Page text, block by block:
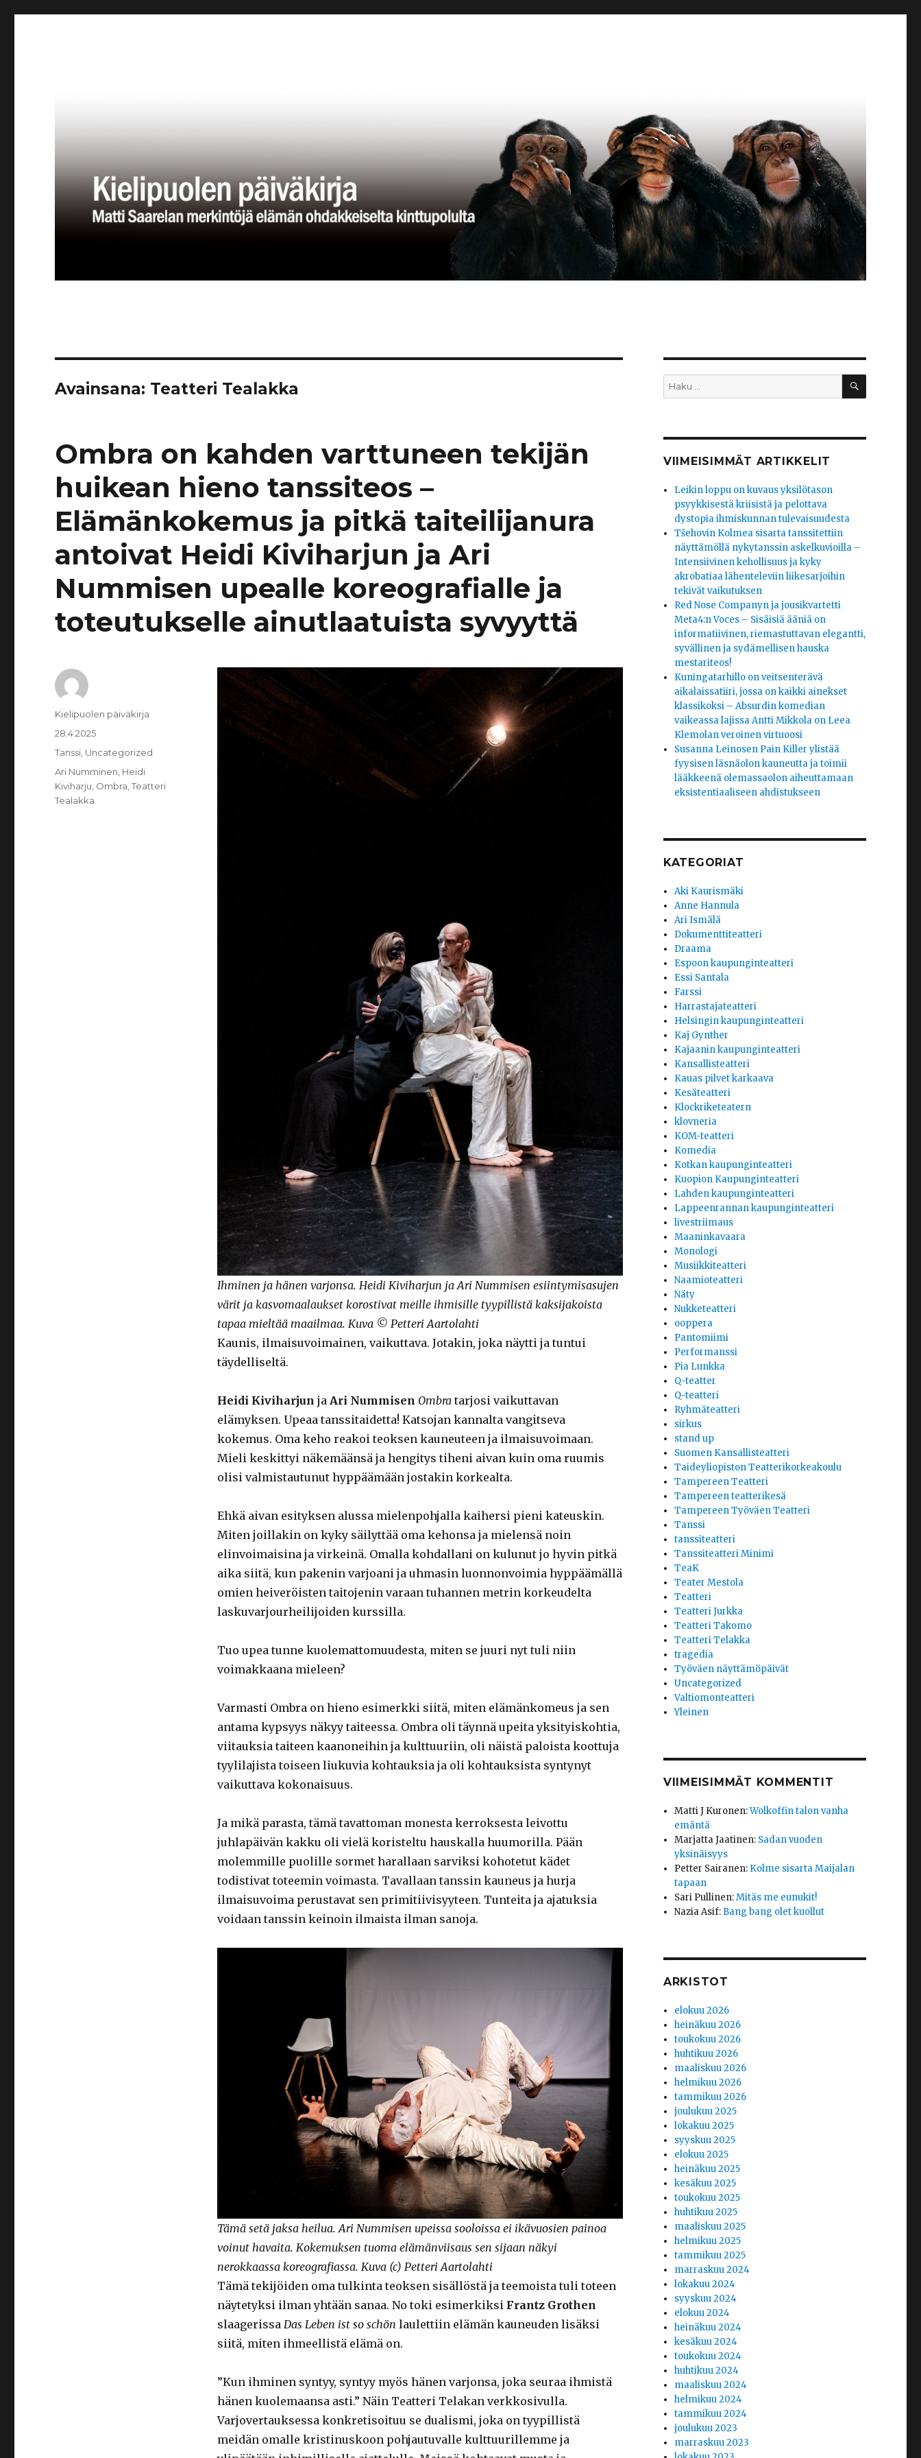
Avainsana: Teatteri Tealakka
Ombra on kahden varttuneen tekijän
huikean hieno tanssiteos –
Elämänkokemus ja pitkä taiteilijanura
antoivat Heidi Kiviharjun ja Ari
Nummisen upealle koreografialle ja
toteutukselle ainutlaatuista syvyyttä
Ihminen ja hänen varjonsa. Heidi Kiviharjun ja Ari Nummisen esiintymisasujen
värit ja kasvomaalaukset korostivat meille ihmisille tyypillistä kaksijakoista
tapaa mieltää maailmaa. Kuva © Petteri Aartolahti
Kaunis, ilmaisuvoimainen, vaikuttava. Jotakin, joka näytti ja tuntui
täydelliseltä.
Heidi Kiviharjun ja Ari Nummisen Ombratarjosi vaikuttavan
elämyksen. Upeaa tanssitaidetta! Katsojan kannalta vangitseva
kokemus. Oma keho reakoi teoksen kauneuteen ja ilmaisuvoimaan.
Mieli keskittyi näkemäänsä ja hengitys tiheni aivan kuin oma ruumis
olisi valmistautunut hyppäämään jostakin korkealta.
Ehkä aivan esityksen alussa mielenpohjalla kaihersi pieni kateuskin.
Miten joillakin on kyky säilyttää oma kehonsa ja mielensä noin
elinvoimaisina ja virkeinä. Omalla kohdallani on kulunut jo hyvin pitkä
aika siitä, kun pakenin varjoani ja uhmasin luonnonvoimia hyppäämällä
omien heiveröisten taitojenin varaan tuhannen metrin korkeudelta
laskuvarjourheilijoiden kurssilla.
Tuo upea tunne kuolemattomuudesta, miten se juuri nyt tuli niin
voimakkaana mieleen?
Varmasti Ombra on hieno esimerkki siitä, miten elämänkomeus ja sen
antama kypsyys näkyy taiteessa. Ombra oli täynnä upeita yksityiskohtia,
viitauksia taiteen kaanoneihin ja kulttuuriin, oli näistä paloista koottuja
tyylilajista toiseen liukuvia kohtauksia ja oli kohtauksista syntynyt
vaikuttava kokonaisuus.
Ja mikä parasta, tämä tavattoman monesta kerroksesta leivottu
juhlapäivän kakku oli vielä koristeltu hauskalla huumorilla. Pään
molemmille puolille sormet harallaan sarviksi kohotetut kädet
todistivat toteemin voimasta. Tavallaan tanssin kauneus ja hurja
ilmaisuvoima perustavat sen primitiivisyyteen. Tunteita ja ajatuksia
voidaan tanssin keinoin ilmaista ilman sanoja.
Tämä setä jaksa heilua. Ari Nummisen upeissa sooloissa ei ikävuosien painoa
voinut havaita. Kokemuksen tuoma elämänviisaus sen sijaan näkyi
nerokkaassa koreografiassa. Kuva (c) Petteri Aartolahti
Tämä tekijöiden oma tulkinta teoksen sisällöstä ja teemoista tuli toteen
näytetyksi ilman yhtään sanaa. No toki esimerkiksi Frantz Grothen
slaagerissa Das Leben ist so schön laulettiin elämän kauneuden lisäksi
siitä, miten ihmeellistä elämä on.
”Kun ihminen syntyy, syntyy myös hänen varjonsa, joka seuraa ihmistä
hänen kuolemaansa asti.” Näin Teatteri Telakan verkkosivulla.
Varjovertauksessa konkretisoituu se dualismi, joka on tyypillistä
meidän omalle kristinuskoon pohjautuvalle kulttuurillemme ja
Kirjoittaja
Kielipuolen päiväkirja
Julkaistu
28.4.2025
Kategoriat
Tanssi Uncategorized
Avainsanat
Ari Numminen Heidi
Kiviharju Ombra ,Teatteri
Tealakka
Etsi: HAKU
VIIMEISIMMÄT ARTIKKELIT
Leikin loppu on kuvaus yksilötason
psyykkisestä kriisistä ja pelottava
dystopia ihmiskunnan tulevaisuudesta
Tšehovin Kolmea sisarta tanssitettiin
näyttämöllä nykytanssin askelkuvioilla –
Intensiivinen kehollisuus ja kyky
akrobatiaa lähenteleviin liikesarjoihin
tekivät vaikutuksen
Red Nose Companyn ja jousikvartetti
Meta4:n Voces – Sisäisiä ääniä on
informatiivinen, riemastuttavan elegantti,
syvällinen ja sydämellisen hauska
mestariteos!
Kuningatarhillo on veitsenterävä
aikalaissatiiri, jossa on kaikki ainekset
klassikoksi – Absurdin komedian
vaikeassa lajissa Antti Mikkola on Leea
Klemolan veroinen virtuoosi
Susanna Leinosen Pain Killer ylistää
fyysisen läsnäolon kauneutta ja toimii
lääkkeenä olemassaolon aiheuttamaan
eksistentiaaliseen ahdistukseen
KATEGORIAT
Aki Kaurismäki
Anne Hannula
Ari Ismälä
Dokumenttiteatteri
Draama
Espoon kaupunginteatteri
Essi Santala
Farssi
Harrastajateatteri
Helsingin kaupunginteatteri
Kaj Gynther
Kajaanin kaupunginteatteri
Kansallisteatteri
Kauas pilvet karkaava
Kesäteatteri
Klockriketeatern
klovneria
KOM-teatteri
Komedia
Kotkan kaupunginteatteri
Kuopion Kaupunginteatteri
Lahden kaupunginteatteri
Lappeenrannan kaupunginteatteri
livestriimaus
Maaninkavaara
Monologi
Musiikkiteatteri
Naamioteatteri
Näty
Nukketeatteri
ooppera
Pantomiimi
Performanssi
Pia Lunkka
Q-teatter
Q-teatteri
Ryhmäteatteri
sirkus
stand up
Suomen Kansallisteatteri
Taideyliopiston Teatterikorkeakoulu
Tampereen Teatteri
Tampereen teatterikesä
Tampereen Työväen Teatteri
Tanssi
tanssiteatteri
Tanssiteatteri Minimi
TeaK
Teater Mestola
Teatteri
Teatteri Jurkka
Teatteri Takomo
Teatteri Telakka
tragedia
Työväen näyttämöpäivät
Uncategorized
Valtiomonteatteri
Yleinen
VIIMEISIMMÄT KOMMENTIT
Matti J Kuronen:Wolkoffin talon vanha
emäntä
Marjatta Jaatinen: Sadan vuoden
yksinäisyys
Petter Sairanen: Kolme sisarta Maijalan
tapaan
Sari Pullinen:Mitäs me eunukit!
Nazia Asif: Bang bang olet kuollut
ARKISTOT
elokuu 2026
heinäkuu 2026
toukokuu 2026
huhtikuu 2026
maaliskuu 2026
helmikuu 2026
tammikuu 2026
joulukuu 2025
lokakuu 2025
syyskuu 2025
elokuu 2025
heinäkuu 2025
kesäkuu 2025
toukokuu 2025
huhtikuu 2025
maaliskuu 2025
helmikuu 2025
tammikuu 2025
marraskuu 2024
lokakuu 2024
syyskuu 2024
elokuu 2024
heinäkuu 2024
kesäkuu 2024
toukokuu 2024
huhtikuu 2024
maaliskuu 2024
helmikuu 2024
tammikuu 2024
joulukuu 2023
marraskuu 2023